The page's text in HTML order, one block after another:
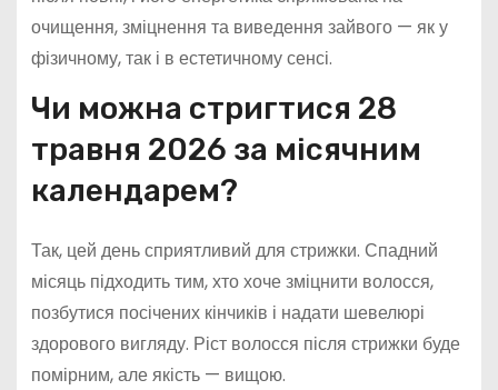
очищення, зміцнення та виведення зайвого — як у
фізичному, так і в естетичному сенсі.
Чи можна стригтися 28
травня 2026 за місячним
календарем?
Так, цей день сприятливий для стрижки. Спадний
місяць підходить тим, хто хоче зміцнити волосся,
позбутися посічених кінчиків і надати шевелюрі
здорового вигляду. Ріст волосся після стрижки буде
помірним, але якість — вищою.